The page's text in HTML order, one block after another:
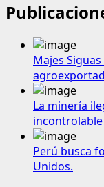
Majes
La minería
incontrolable
Perú busca
Unidos.